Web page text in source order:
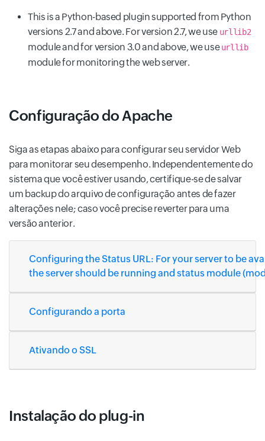
This is a Python-based plugin supported from Python
versions 2.7 and above. For version 2.7, we use urllib2
module and for version 3.0 and above, we useurllib
module for monitoring the web server.
Configuração do Apache
Siga as etapas abaixo para configurar seu servidor Web
para monitorar seu desempenho. Independentemente do
sistema que você estiver usando, certifique-se de salvar
um backup do arquivo de configuração antes de fazer
alterações nele; caso você precise reverter para uma
versão anterior.
Configuring the Status URL: For your server to be
the server should be running and status module
Configurando a porta
Ativando o SSL
Instalação do plug-in